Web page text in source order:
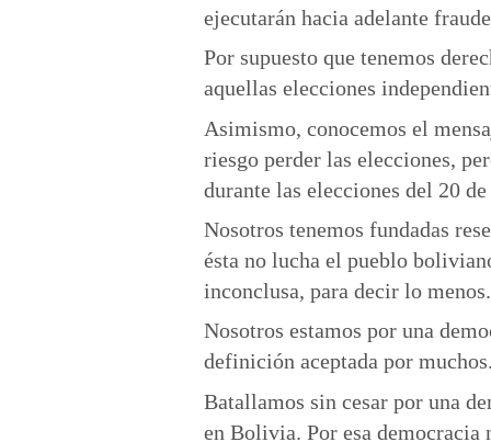
ejecutarán hacia adelante
Por supuesto que tenemos
aquellas elecciones
Asimismo, conocemos el
riesgo perder las elecciones,
durante las elecciones del 20
Nosotros tenemos fundadas
ésta no lucha el pueblo
inconclusa, para decir lo menos.
Nosotros estamos por una
definición aceptada por
Batallamos sin cesar por una
en Bolivia. Por esa democracia